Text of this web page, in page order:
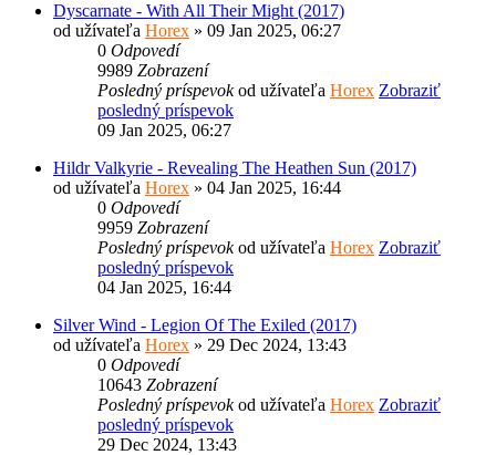
Dyscarnate - With All Their Might (2017)
od užívateľa Horex » 09 Jan 2025, 06:27
0 Odpovedí
9989 Zobrazení
Posledný príspevokod užívateľa Horex Zobraziť
posledný príspevok
09 Jan 2025, 06:27
Hildr Valkyrie - Revealing The Heathen Sun (2017)
od užívateľa Horex » 04 Jan 2025, 16:44
0 Odpovedí
9959 Zobrazení
Posledný príspevokod užívateľa Horex Zobraziť
posledný príspevok
04 Jan 2025, 16:44
Silver Wind - Legion Of The Exiled (2017)
od užívateľa Horex » 29 Dec 2024, 13:43
0 Odpovedí
10643 Zobrazení
Posledný príspevokod užívateľa Horex Zobraziť
posledný príspevok
29 Dec 2024, 13:43